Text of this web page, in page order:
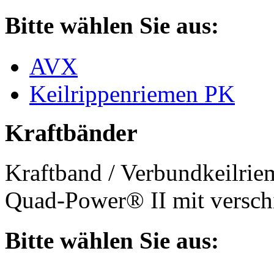
Bitte wählen Sie aus:
AVX
Keilrippenriemen PK
Kraftbänder
Kraftband /
Quad-Power® II mit
Bitte wählen Sie aus: